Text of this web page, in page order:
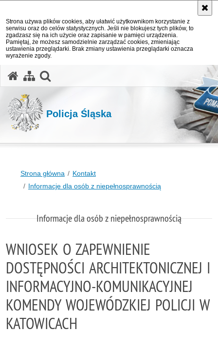
Strona używa plików cookies, aby ułatwić użytkownikom korzystanie z
serwisu oraz do celów statystycznych. Jeśli nie blokujesz tych plików, to
zgadzasz się na ich użycie oraz zapisanie w pamięci urządzenia.
Pamiętaj, że możesz samodzielnie zarządzać cookies, zmieniając
ustawienia przeglądarki. Brak zmiany ustawienia przeglądarki oznacza
wyrażenie zgody.
Policja Śląska
Strona główna
Kontakt
Informacje dla osób z niepełnosprawnością
Informacje dla osób z niepełnosprawnością
WNIOSEK O ZAPEWNIENIE
DOSTĘPNOŚCI ARCHITEKTONICZNEJ I
INFORMACYJNO-KOMUNIKACYJNEJ
KOMENDY WOJEWÓDZKIEJ POLICJI W
KATOWICACH